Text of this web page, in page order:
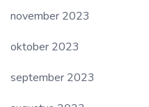
november 2023
oktober 2023
september 2023